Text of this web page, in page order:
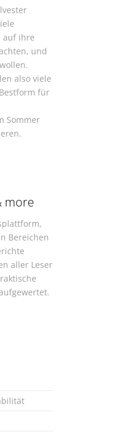
auf ihre
und
also viele
für
Sommer
more
Bereichen
aller Leser